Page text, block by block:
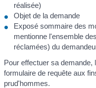
réalisée)
Objet de la demande
Exposé sommaire des
mentionne l'ensemble
réclamées) du
Pour effectuer sa demande,
formulaire de requête aux
prud'hommes.